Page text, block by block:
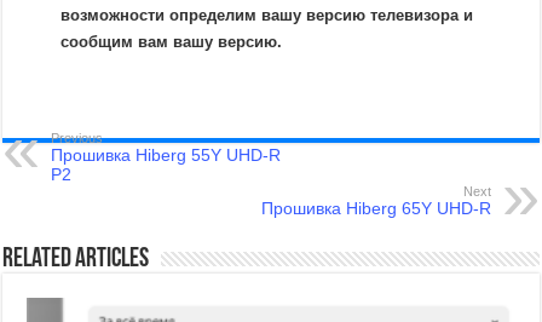
возможности определим вашу версию телевизора и
сообщим вам вашу версию.
Previous
Прошивка Hiberg 55Y UHD-R
Р2
Next
Прошивка Hiberg 65Y UHD-R
Related Articles